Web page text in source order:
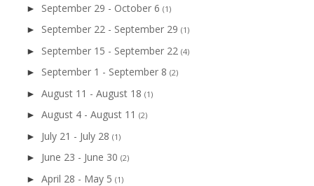
► September 29 - October 6 (1)
► September 22 - September 29 (1)
► September 15 - September 22 (4)
► September 1 - September 8 (2)
► August 11 - August 18 (1)
► August 4 - August 11 (2)
► July 21 - July 28 (1)
► June 23 - June 30 (2)
► April 28 - May 5 (1)